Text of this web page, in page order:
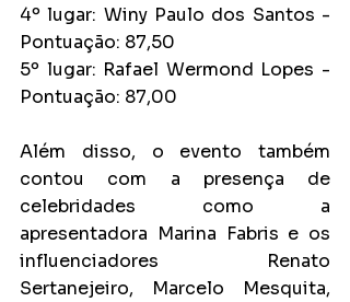
4º lugar: Winy Paulo dos Santos -
Pontuação: 87,50
5º lugar: Rafael Wermond Lopes -
Pontuação: 87,00
Além disso, o evento também
contou com a presença de
celebridades como a
apresentadora Marina Fabris e os
influenciadores Renato
Sertanejeiro, Marcelo Mesquita,